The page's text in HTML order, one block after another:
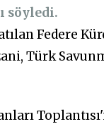
söyledi.
Federe
Türk